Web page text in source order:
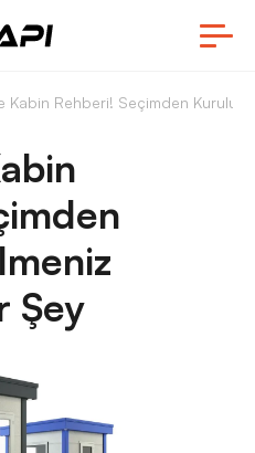
Kabin Rehberi! Seçimden
Şey